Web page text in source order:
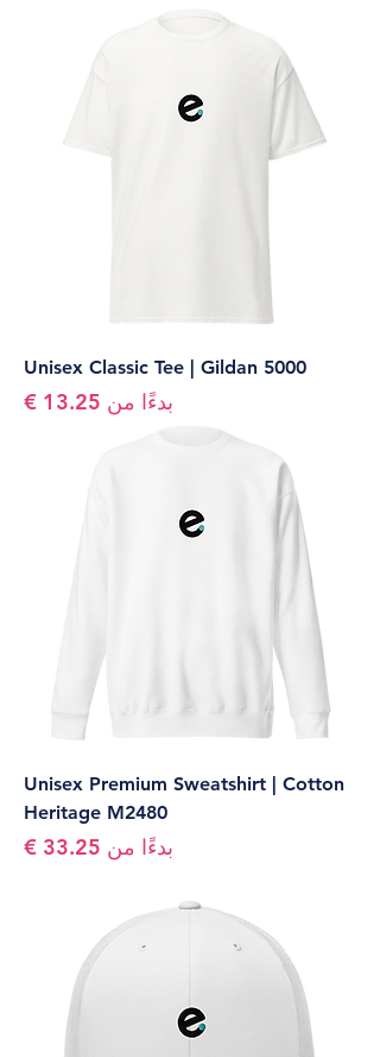
Unisex Classic Tee | Gildan 5000
بدءًا من
سعر البيع
Unisex Premium Sweatshirt | Cotton
Heritage M2480
بدءًا من
سعر البيع